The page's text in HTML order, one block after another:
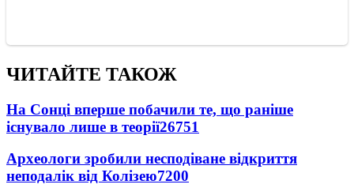
ЧИТАЙТЕ ТАКОЖ
На Сонці вперше побачили те, що раніше
існувало лише в теорії26751
Археологи зробили несподіване відкриття
неподалік від Колізею7200